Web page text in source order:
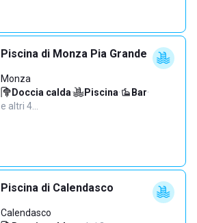
Piscina di Monza Pia Grande
Monza
Doccia calda· Piscina· Bar·
e altri 4…
Piscina di Calendasco
Calendasco